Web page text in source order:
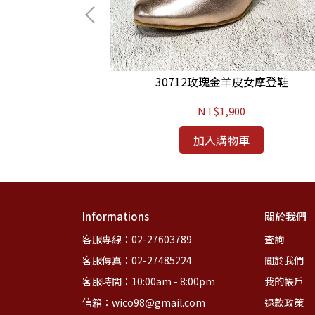
30712玫瑰金羊皮女摩登鞋
NT$1,900
加入購物車
Informations
客服專線：02-27603789
客服傳真：02-27485224
客服時間：10:00am - 8:00pm
信箱：wico98@gmail.com
關於我們
查詢
關於我們
我的帳戶
退款政策